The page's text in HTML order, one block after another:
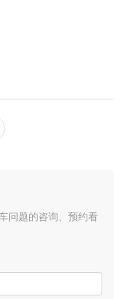
问题的咨询、预约看